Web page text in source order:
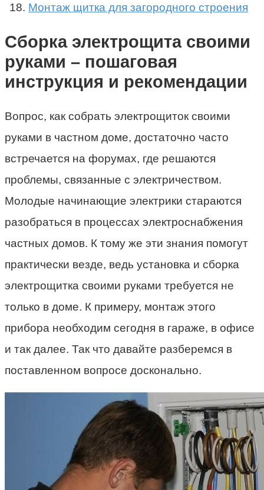
Монтаж щитка для загородного строения
Сборка электрощита своими
руками – пошаговая
инструкция и рекомендации
Вопрос, как собрать электрощиток своими
руками в частном доме, достаточно часто
встречается на форумах, где решаются
проблемы, связанные с электричеством.
Молодые начинающие электрики стараются
разобраться в процессах электроснабжения
частных домов. К тому же эти знания помогут
практически везде, ведь установка и сборка
электрощитка своими руками требуется не
только в доме. К примеру, монтаж этого
прибора необходим сегодня в гараже, в офисе
и так далее. Так что давайте разберемся в
поставленном вопросе досконально.